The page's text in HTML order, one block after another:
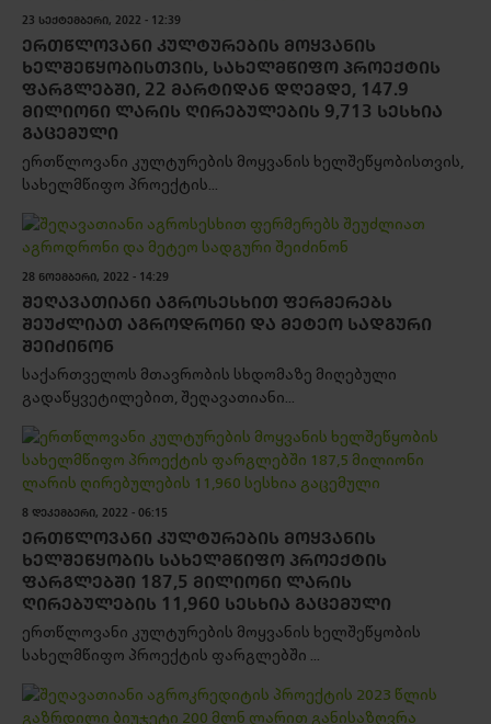
23 ᲡᲔᲥᲢᲔᲛᲑᲔᲠᲘ, 2022 - 12:39
ᲔᲠᲗᲬᲚᲝᲕᲐᲜᲘ ᲙᲣᲚᲢᲣᲠᲔᲑᲘᲡ ᲛᲝᲧᲕᲐᲜᲘᲡ
ᲮᲔᲚᲨᲔᲬᲧᲝᲑᲘᲡᲗᲕᲘᲡ, ᲡᲐᲮᲔᲚᲛᲬᲘᲤᲝ ᲞᲠᲝᲔᲥᲢᲘᲡ
ᲤᲐᲠᲒᲚᲔᲑᲨᲘ, 22 ᲛᲐᲠᲢᲘᲓᲐᲜ ᲓᲦᲔᲛᲓᲔ, 147.9
ᲛᲘᲚᲘᲝᲜᲘ ᲚᲐᲠᲘᲡ ᲦᲘᲠᲔᲑᲣᲚᲔᲑᲘᲡ 9,713 ᲡᲔᲡᲮᲘᲐ
ᲒᲐᲪᲔᲛᲣᲚᲘ
ერთწლოვანი კულტურების მოყვანის ხელშეწყობისთვის,
სახელმწიფო პროექტის...
28 ᲜᲝᲔᲛᲑᲔᲠᲘ, 2022 - 14:29
ᲨᲔᲦᲐᲕᲐᲗᲘᲐᲜᲘ ᲐᲒᲠᲝᲡᲔᲡᲮᲘᲗ ᲤᲔᲠᲛᲔᲠᲔᲑᲡ
ᲨᲔᲣᲫᲚᲘᲐᲗ ᲐᲒᲠᲝᲓᲠᲝᲜᲘ ᲓᲐ ᲛᲔᲢᲔᲝ ᲡᲐᲓᲒᲣᲠᲘ
ᲨᲔᲘᲫᲘᲜᲝᲜ
საქართველოს მთავრობის სხდომაზე მიღებული
გადაწყვეტილებით, შეღავათიანი...
8 ᲓᲔᲙᲔᲛᲑᲔᲠᲘ, 2022 - 06:15
ᲔᲠᲗᲬᲚᲝᲕᲐᲜᲘ ᲙᲣᲚᲢᲣᲠᲔᲑᲘᲡ ᲛᲝᲧᲕᲐᲜᲘᲡ
ᲮᲔᲚᲨᲔᲬᲧᲝᲑᲘᲡ ᲡᲐᲮᲔᲚᲛᲬᲘᲤᲝ ᲞᲠᲝᲔᲥᲢᲘᲡ
ᲤᲐᲠᲒᲚᲔᲑᲨᲘ 187,5 ᲛᲘᲚᲘᲝᲜᲘ ᲚᲐᲠᲘᲡ
ᲦᲘᲠᲔᲑᲣᲚᲔᲑᲘᲡ 11,960 ᲡᲔᲡᲮᲘᲐ ᲒᲐᲪᲔᲛᲣᲚᲘ
ერთწლოვანი კულტურების მოყვანის ხელშეწყობის
სახელმწიფო პროექტის ფარგლებში ...